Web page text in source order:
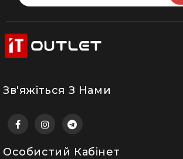
Зв'яжіться З Нами
Особистий Кабінет